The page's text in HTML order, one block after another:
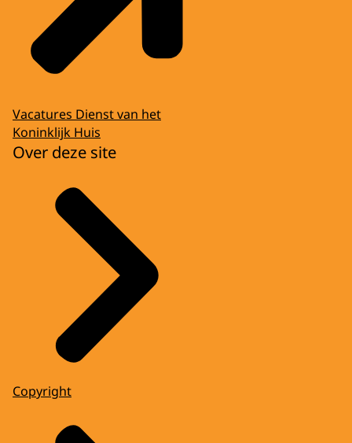
Vacatures Dienst van het
Koninklijk Huis
Over deze site
Copyright